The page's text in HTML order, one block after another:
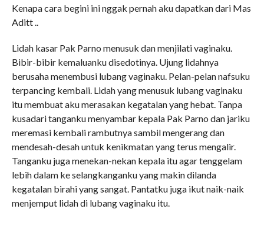
Kenapa cara begini ini nggak pernah aku dapatkan dari Mas
Aditt ..
Lidah kasar Pak Parno menusuk dan menjilati vaginaku.
Bibir-bibir kemaluanku disedotinya. Ujung lidahnya
berusaha menembusi lubang vaginaku. Pelan-pelan nafsuku
terpancing kembali. Lidah yang menusuk lubang vaginaku
itu membuat aku merasakan kegatalan yang hebat. Tanpa
kusadari tanganku menyambar kepala Pak Parno dan jariku
meremasi kembali rambutnya sambil mengerang dan
mendesah-desah untuk kenikmatan yang terus mengalir.
Tanganku juga menekan-nekan kepala itu agar tenggelam
lebih dalam ke selangkanganku yang makin dilanda
kegatalan birahi yang sangat. Pantatku juga ikut naik-naik
menjemput lidah di lubang vaginaku itu.